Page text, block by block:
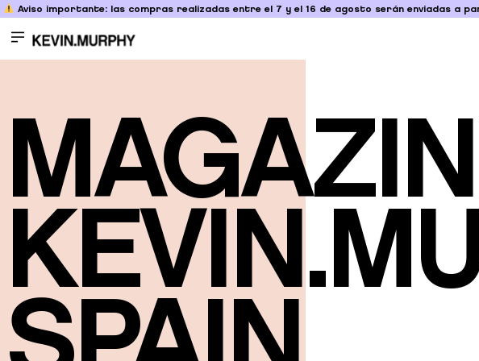
Aviso importante: las compras realizadas entre el 7 y el 16 de agosto serán enviadas a